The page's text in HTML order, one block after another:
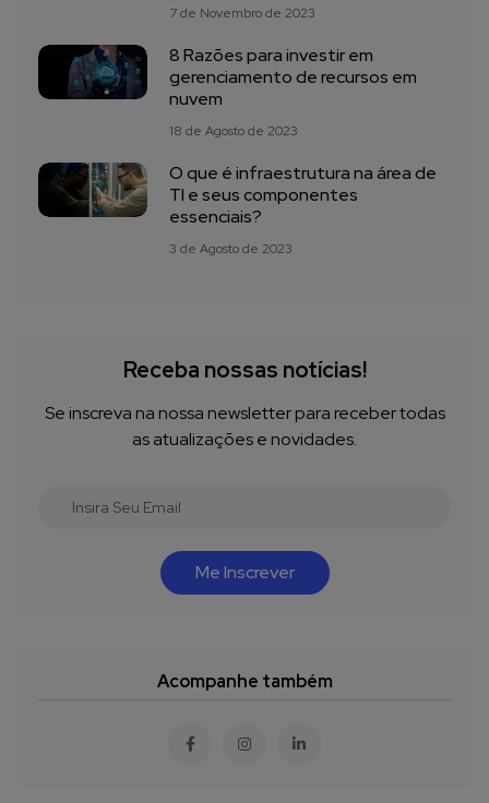
7 de Novembro de 2023
8 Razões para investir em
gerenciamento de recursos em
nuvem
18 de Agosto de 2023
O que é infraestrutura na área de
TI e seus componentes
essenciais?
3 de Agosto de 2023
Receba nossas notícias!
Se inscreva na nossa newsletter para receber todas
as atualizações e novidades.
Me Inscrever
Acompanhe também